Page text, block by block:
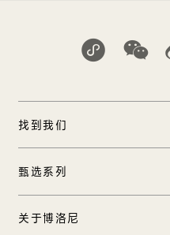
找到我们
中国区加盟
工程合作
甄选系列
产品中心
关于博洛尼